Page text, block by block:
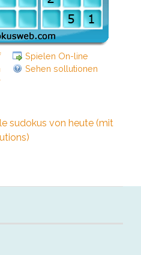
Spielen On-line
Sehen sollutionen
sudokus von heute (mit